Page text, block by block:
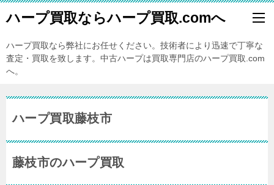
ハープ買取ならハープ買取.comへ
ハープ買取なら弊社にお任せください。技術者により迅速で丁寧な
査定・買取を致します。中古ハープは買取専門店のハープ買取.com
へ。
ハープ買取藤枝市
藤枝市のハープ買取